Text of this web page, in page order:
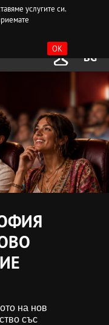
услугите си.
OK
BG
на нов
със